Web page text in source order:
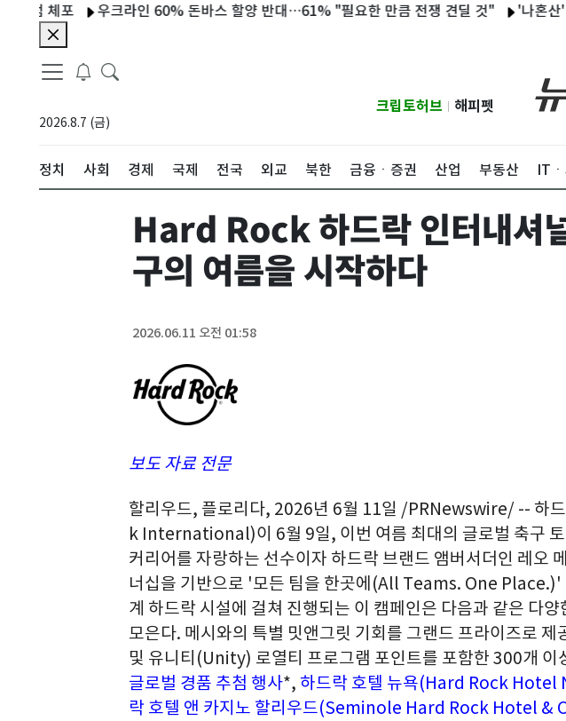
체포 우크라인 60% 돈바스 할양 반대…61% "필요한 만큼 전쟁 견딜 것" '나혼산' 고
2026.8.7 (금)
크립토허브 해피펫
정치 사회 경제 국제 전국 외교 북한 금융ㆍ증권 산업 부동산 IT
Hard Rock 하드락 인터내셔
구의 여름을 시작하다
2026.06.11 오전 01:58
보도 자료 전문
할리우드, 플로리다, 2026년 6월 11일 /PRNewswire/ -- 하
k International)이 6월 9일, 이번 여름 최대의 글로벌 축구 토
커리어를 자랑하는 선수이자 하드락 브랜드 앰버서더인 레오
너십을 기반으로 '모든 팀을 한곳에(All Teams. One Place.)'
계 하드락 시설에 걸쳐 진행되는 이 캠페인은 다음과 같은 다
모은다. 메시와의 특별 밋앤그릿 기회를 그랜드 프라이즈로 제
및 유니티(Unity) 로열티 프로그램 포인트를 포함한 300개 이
글로벌 경품 추첨 행사*, 하드락 호텔 뉴욕(Hard Rock Hotel
락 호텔 앤 카지노 할리우드(Seminole Hard Rock Hotel